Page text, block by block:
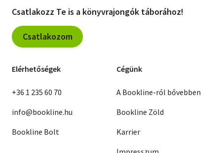
Csatlakozz Te is a könyvrajongók táborához!
Csatlakozom
Elérhetőségek
+36 1 235 60 70
info@bookline.hu
Bookline Bolt
Cégünk
A Bookline-ról bővebben
Bookline Zöld
Karrier